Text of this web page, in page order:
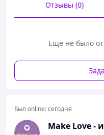
Отзывы (0)
Еще не было
Был online:сегодня
Make Love -